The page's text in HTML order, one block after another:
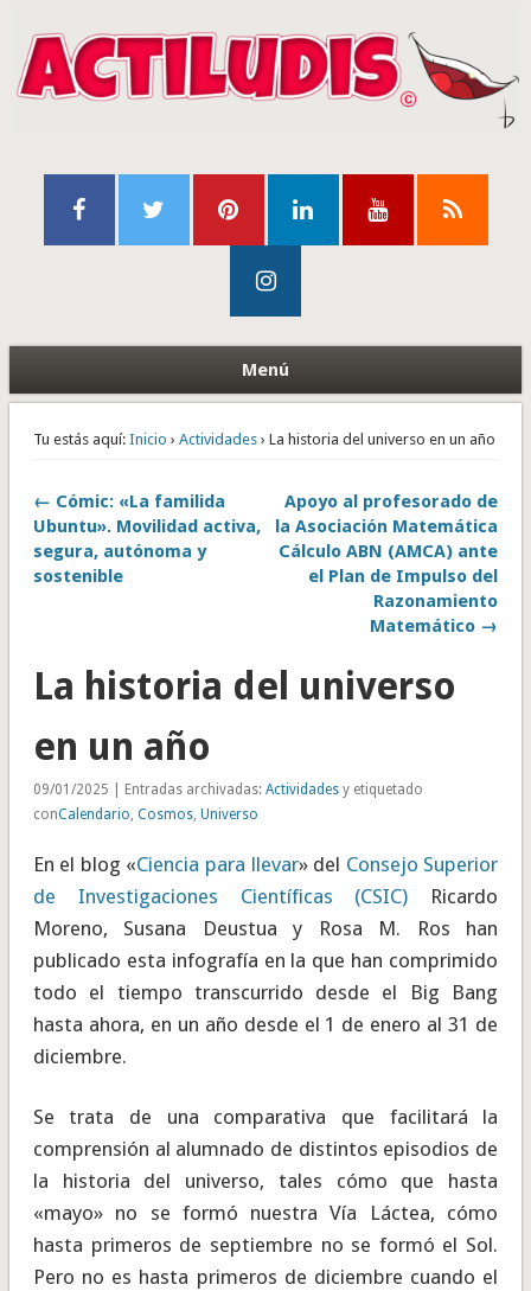
Menú
Tu estás aquí: Inicio › Actividades› La historia del universo en un año
← Cómic: «La familida
Ubuntu». Movilidad activa,
segura, autónoma y
sostenible
Apoyo al profesorado de
la Asociación Matemática
Cálculo ABN (AMCA) ante
el Plan de Impulso del
Razonamiento
Matemático →
La historia del universo
en un año
09/01/2025 | Entradas archivadas: Actividadesy etiquetado
conCalendario, Cosmos, Universo
En el blog «Ciencia para llevar» del Consejo Superior
de Investigaciones Científicas (CSIC) Ricardo
Moreno, Susana Deustua y Rosa M. Ros han
publicado esta infografía en la que han comprimido
todo el tiempo transcurrido desde el Big Bang
hasta ahora, en un año desde el 1 de enero al 31 de
diciembre.
Se trata de una comparativa que facilitará la
comprensión al alumnado de distintos episodios de
la historia del universo, tales cómo que hasta
«mayo» no se formó nuestra Vía Láctea, cómo
hasta primeros de septiembre no se formó el Sol.
Pero no es hasta primeros de diciembre cuando el